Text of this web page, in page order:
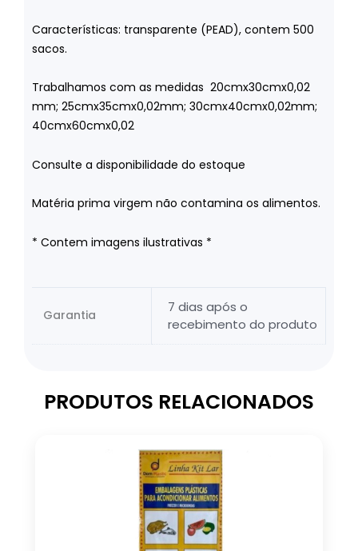
Características: transparente (PEAD), contem 500
sacos.
Trabalhamos com as medidas 20cmx30cmx0,02
mm; 25cmx35cmx0,02mm; 30cmx40cmx0,02mm;
40cmx60cmx0,02
Consulte a disponibilidade do estoque
Matéria prima virgem não contamina os alimentos.
* Contem imagens ilustrativas *
Garantia
7 dias após o
recebimento do produto
PRODUTOS RELACIONADOS